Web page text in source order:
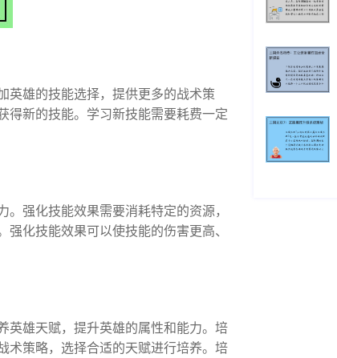
英雄的技能选择，提供更多的战术策
得新的技能。学习新技能需要耗费一定
强化技能效果需要消耗特定的资源，
化技能效果可以使技能的伤害更高、
英雄天赋，提升英雄的属性和能力。培
术策略，选择合适的天赋进行培养。培